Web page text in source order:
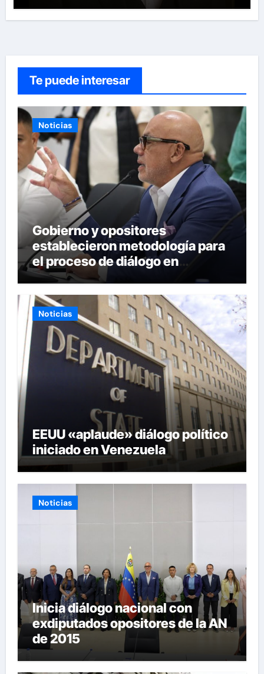
Te puede interesar
Noticias
Gobierno y opositores
establecieron metodología para
el proceso de diálogo en
Venezuela
Noticias
EEUU «aplaude» diálogo político
iniciado en Venezuela
Noticias
Inicia diálogo nacional con
exdiputados opositores de la AN
de 2015